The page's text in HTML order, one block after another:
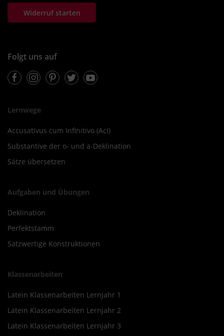
Widerruf starten
Folgt uns auf
FacebookInstagramPinterestTwitterYoutube
Lernwege
Accusativus cum Infinitivo (AcI)
Substantive der o- und a-Deklination
Sätze übersetzen
Aufgaben und Übungen
Deklination
Perfektstamm
Satzwertige Konstruktionen
Klassenarbeiten
Latein Klassenarbeiten Lernjahr 1
Latein Klassenarbeiten Lernjahr 2
Latein Klassenarbeiten Lernjahr 3